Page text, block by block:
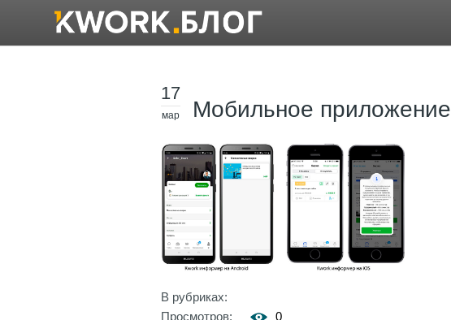
17
мар Мобильное приложение
В рубриках:
Просмотров:
0